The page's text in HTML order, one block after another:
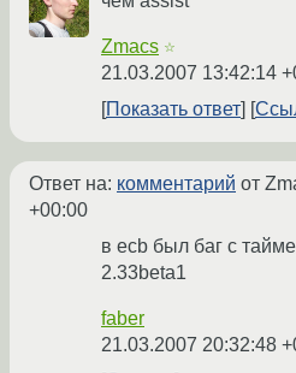
Zmacs ☆
21.03.2007 13:42:14
Показать ответ
Ответ на: комментарий от
+00:00
в ecb был баг с
2.33beta1
faber
21.03.2007 20:32:48